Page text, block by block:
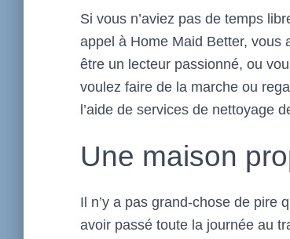
Si vous n’aviez pas de temps
appel à Home Maid Better, vous
être un lecteur passionné, ou
voulez faire de la marche ou
l’aide de services de nettoyage
Une maison
Il n’y a pas grand-chose de pire
avoir passé toute la journée au